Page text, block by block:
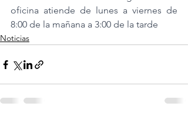
oficina atiende de lunes a viernes de
8:00 de la mañana a 3:00 de la tarde
Noticias